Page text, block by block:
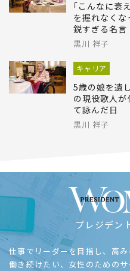
｢こんなに衰
を握れなく
鋭すぎる名言
黒川 祥子
キャリア
5歳の娘を遺
の現役歌人が
て詠んだ日
黒川 祥子
プレジデン
仕事でリーダーを目指し、高
働き続けたい、女性のためのサ